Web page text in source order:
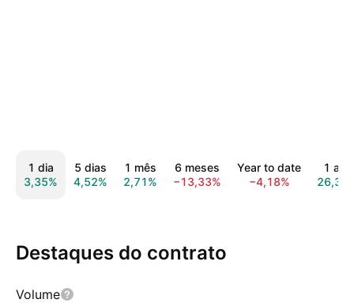
1 dia
3,35%
5 dias
4,52%
1 mês
2,71%
6 meses
−13,33%
Year to date
−4,18%
1 ano
Destaques do contrato
Volume